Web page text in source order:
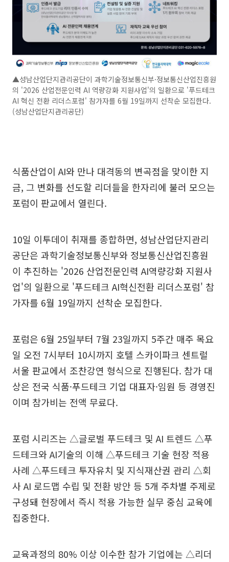
▲성남산업단지관리공단이 과학기술정보통신부·정보통신산업진흥원
의 '2026 산업전문인력 AI 역량강화 지원사업'의 일환으로 '푸드테크
AI 혁신 전환 리더스포럼' 참가자를 6월 19일까지 선착순 모집한다.
(성남산업단지관리공단)
식품산업이 AI와 만나 대격동의 변곡점을 맞이한 지
금, 그 변화를 선도할 리더들을 한자리에 불러 모으는
포럼이 판교에서 열린다.
10일 이투데이 취재를 종합하면, 성남산업단지관리
공단은 과학기술정보통신부와 정보통신산업진흥원
이 추진하는 '2026 산업전문인력 AI역량강화 지원사
업'의 일환으로 '푸드테크 AI혁신전환 리더스포럼' 참
가자를 6월 19일까지 선착순 모집한다.
포럼은 6월 25일부터 7월 23일까지 5주간 매주 목요
일 오전 7시부터 10시까지 호텔 스카이파크 센트럴
서울 판교에서 조찬강연 형식으로 진행된다. 참가 대
상은 전국 식품·푸드테크 기업 대표자·임원 등 경영진
이며 참가비는 전액 무료다.
포럼 시리즈는 △글로벌 푸드테크 및 AI 트렌드 △푸
드테크와 AI기술의 이해 △푸드테크 기술 현장 적용
사례 △푸드테크 투자유치 및 지식재산권 관리 △회
사 AI 로드맵 수립 및 전환 방안 등 5개 주차별 주제로
구성돼 현장에서 즉시 적용 가능한 실무 중심 교육에
집중한다.
교육과정의 80% 이상 이수한 참가 기업에는 △리더